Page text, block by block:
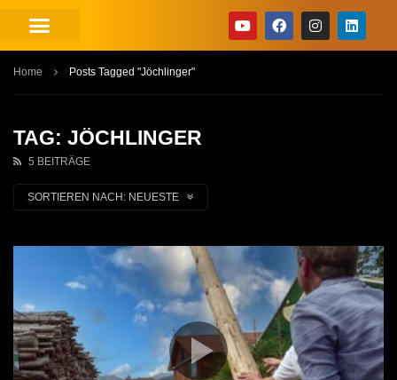
Home Posts Tagged "Jöchlinger"
TAG: JÖCHLINGER
5 BEITRÄGE
SORTIEREN NACH: NEUESTE